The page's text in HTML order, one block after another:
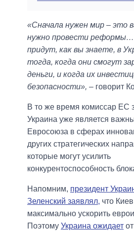
«Сначала нужен мир – это
нужно провести
придут, как вы знаете, в
тогда, когда они смогут
деньги, и когда их
безопасности», – говорит
В то же время комиссар ЕС
Украина уже является
Евросоюза в сферах
других стратегических
которые могут усилить
конкурентоспособность
Напомним, президент
Зеленский заявлял, что
максимально ускорить
Поэтому Украина ожидает